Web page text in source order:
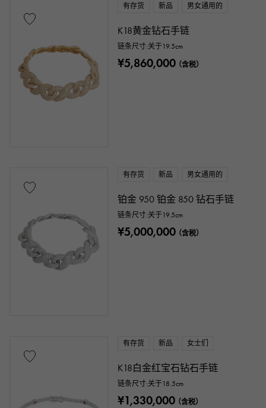
有存货 新品 男女通用的
K18黄金钻石手链
链条尺寸:关于19.5cm
¥5,860,000（含税）
有存货 新品 男女通用的
铂金 950 铂金 850 钻石手链
链条尺寸:关于19.5cm
¥5,000,000（含税）
有存货 新品 女士们
K18白金红宝石钻石手链
链条尺寸:关于18.5cm
¥1,330,000（含税）